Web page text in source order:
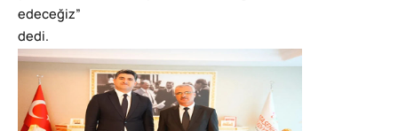
edeceğiz”
dedi.